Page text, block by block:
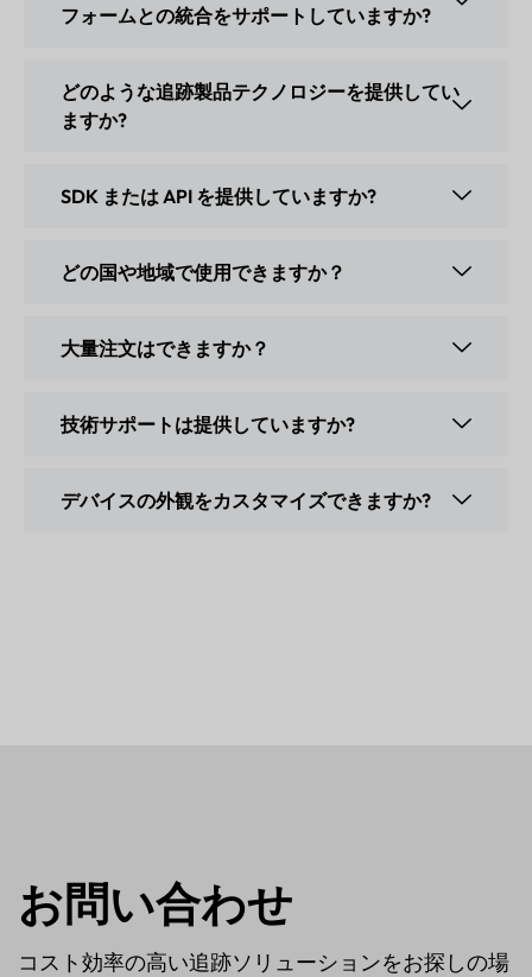
フォームとの統合をサポートしていますか?
どのような追跡製品テクノロジーを提供してい
ますか?
SDK または API を提供していますか?
どの国や地域で使用できますか？
大量注文はできますか？
技術サポートは提供していますか?
デバイスの外観をカスタマイズできますか?
お問い合わせ
コスト効率の高い追跡ソリューションをお探しの場